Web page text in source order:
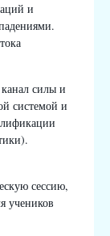
и
силы и
системой и
сессию,
учеников